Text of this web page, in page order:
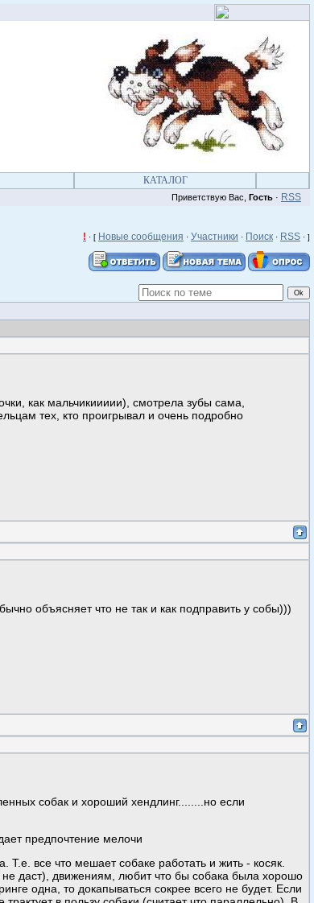
КАТАЛОГ
Приветствую Вас, Гость · RSS
! · [ Новые сообщения · Участники · Поиск · RSS · ]
как мальчикиииии), смотрела зубы сама,
тех, кто проигрывал и очень подробно
объясняет что не так и как подправить у собы)))
собак и хороший хендлинг........но если
предпочтение мелочи
все что мешает собаке работать и жить - косяк.
не даст), движениям, любит что бы собака была хорошо
одна, то докапываться сокрее всего не будет. Если